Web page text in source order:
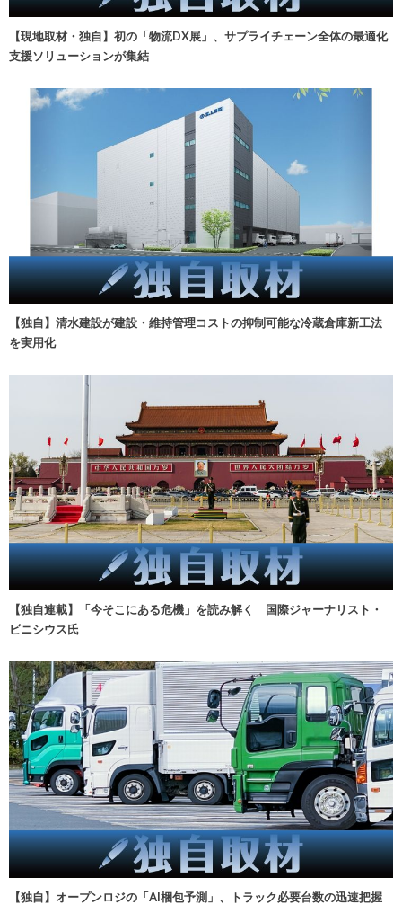
【現地取材・独自】初の「物流DX展」、サプライチェーン全体の最適化
支援ソリューションが集結
【独自】清水建設が建設・維持管理コストの抑制可能な冷蔵倉庫新工法
を実用化
【独自連載】「今そこにある危機」を読み解く 国際ジャーナリスト・
ビニシウス氏
【独自】オープンロジの「AI梱包予測」、トラック必要台数の迅速把握